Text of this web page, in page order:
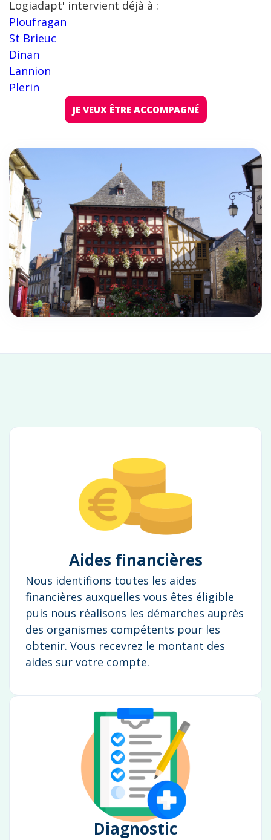
Logiadapt' intervient déjà à :
Ploufragan
St Brieuc
Dinan
Lannion
Plerin
JE VEUX ÊTRE ACCOMPAGNÉ
Aides financières
Nous identifions toutes les aides
financières auxquelles vous êtes éligible
puis nous réalisons les démarches auprès
des organismes compétents pour les
obtenir. Vous recevrez le montant des
aides sur votre compte.
Diagnostic